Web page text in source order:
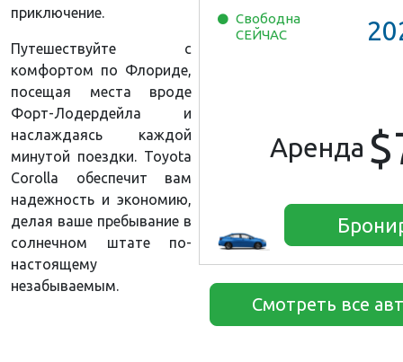
Свободна
СЕЙЧАС
Аренда
Смотреть все
приключение.
Путешествуйте с
комфортом по Флориде,
посещая места вроде
Форт-Лодердейла и
наслаждаясь каждой
минутой поездки. Toyota
Corolla обеспечит вам
надежность и экономию,
делая ваше пребывание в
солнечном штате по-
настоящему
незабываемым.